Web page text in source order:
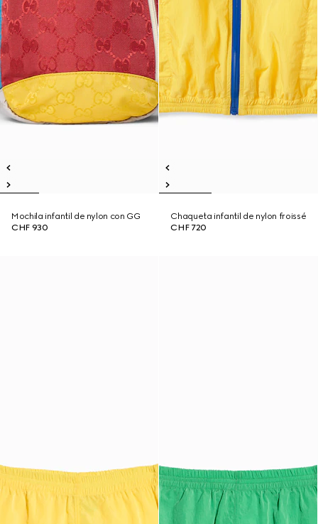
Mochila infantil de nylon con GG
CHF 930
Chaqueta infantil de nylon froissé
CHF 720